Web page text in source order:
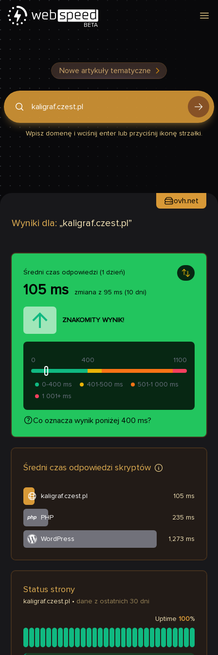
BETA
Nowe artykuły tematyczne
Podaj domenę, by sprawdzić, czy Twoja strona jest szybka
Wpisz domenę i wciśnij enter lub przyciśnij ikonę strzałki.
Wyniki dla: „kaligraf.czest.pl ”
ovh.net
Średni czas odpowiedzi (1 dzień)
105 ms zmiana z 95 ms (10 dni)
ZNAKOMITY WYNIK!
400
0 1100
0-400 ms 401-500 ms
501-1 000 ms
1 001+ ms
Co oznacza wynik poniżej 400 ms?
Średni czas odpowiedzi skryptów
kaligraf.czest.pl
PHP
WordPress
105 ms
235 ms
1,273 ms
Status strony
kaligraf.czest.pl • dane z ostatnich 30 dni
Uptime 100%